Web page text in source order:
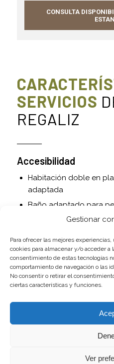
Gestionar
Para ofrecer las mejores
cookies para almacenar y/o acceder a
consentimiento de estas tecnologías
comportamiento de navegación o las
No consentir o retirar el
ciertas características y funciones.
Ver
CONSULTA
SERVICIOS
REGALIZ
Accesibilidad
Habitación doble en
adaptada
Baño adaptado para
Servicios adicionales
Cuna de viaje y trona
Juguetes para niños
Cama supletoria
Se admiten mascotas